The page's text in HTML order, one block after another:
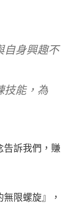
自身興趣不
技能，為
告訴我們，賺
限螺旋』，